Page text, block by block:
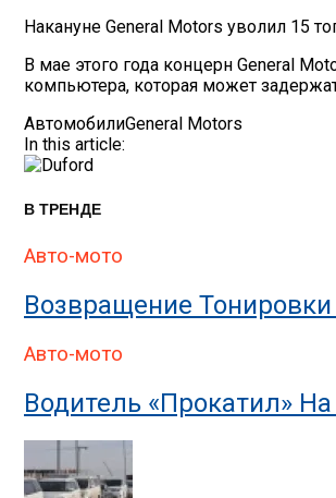
Накануне General Motors уволил 15
В мае этого года концерн General
компьютера, которая может
АвтомобилиGeneral Motors
In this article:
В ТРЕНДЕ
Авто-мото
Возвращение
Авто-мото
Водитель «прокатил»